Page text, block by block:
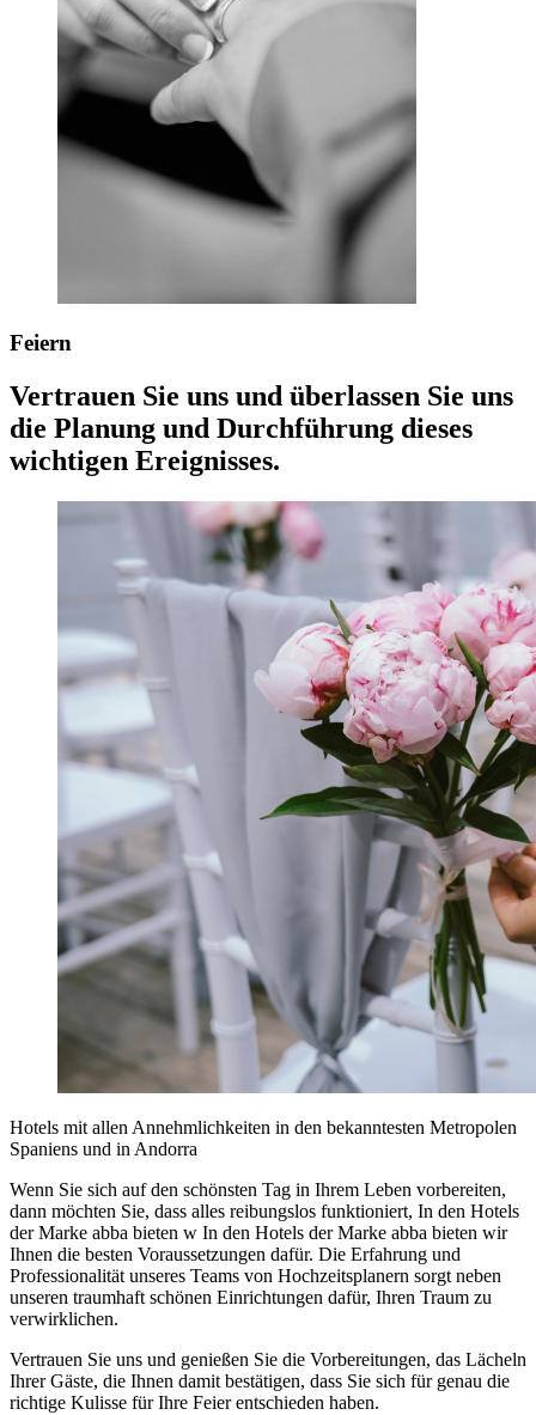
Feiern
Vertrauen Sie uns und überlassen Sie uns
die Planung und Durchführung dieses
wichtigen Ereignisses.
Hotels mit allen Annehmlichkeiten in den bekanntesten Metropolen
Spaniens und in Andorra
Wenn Sie sich auf den schönsten Tag in Ihrem Leben vorbereiten,
dann möchten Sie, dass alles reibungslos funktioniert, In den Hotels
der Marke abba bieten w In den Hotels der Marke abba bieten wir
Ihnen die besten Voraussetzungen dafür. Die Erfahrung und
Professionalität unseres Teams von Hochzeitsplanern sorgt neben
unseren traumhaft schönen Einrichtungen dafür, Ihren Traum zu
verwirklichen.
Vertrauen Sie uns und genießen Sie die Vorbereitungen, das Lächeln
Ihrer Gäste, die Ihnen damit bestätigen, dass Sie sich für genau die
richtige Kulisse für Ihre Feier entschieden haben.